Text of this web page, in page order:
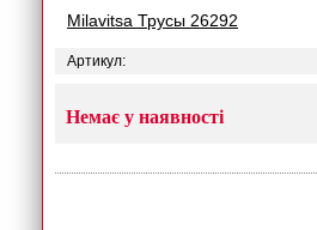
Milavitsa Трусы 26292
Артикул:
Немає у наявності